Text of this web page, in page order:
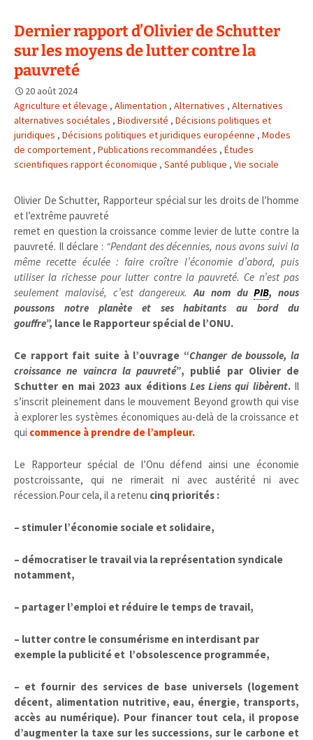
Dernier rapport d’Olivier de Schutter
sur les moyens de lutter contre la
pauvreté
20 août 2024
Agriculture et élevage , Alimentation , Alternatives , Alternatives
alternatives sociétales , Biodiversité , Décisions politiques et
juridiques , Décisions politiques et juridiques européenne , Modes
de comportement , Publications recommandées , Études
scientifiques rapport économique , Santé publique , Vie sociale
Olivier De Schutter, Rapporteur spécial sur les droits de l’homme
et l’extrême pauvreté
remet en question la croissance comme levier de lutte contre la
pauvreté. Il déclare : “Pendant des décennies, nous avons suivi la
même recette éculée : faire croître l’économie d’abord, puis
utiliser la richesse pour lutter contre la pauvreté. Ce n’est pas
seulement malavisé, c’est dangereux. Au nom duPIB, nous
poussons notre planète et ses habitants au bord du
gouffre”, lance le Rapporteur spécial de l’ONU.
Ce rapport fait suite à l’ouvrage “Changer de boussole, la
croissance ne vaincra la pauvreté”, publié par Olivier de
Schutter en mai 2023 aux éditions Les Liens qui libèrent.Il
s’inscrit pleinement dans le mouvement Beyond growth qui vise
à explorer les systèmes économiques au-delà de la croissance et
qui commence à prendre de l’ampleur.
Le Rapporteur spécial de l’Onu défend ainsi une économie
postcroissante, qui ne rimerait ni avec austérité ni avec
récession.Pour cela, il a retenu cinq priorités :
– stimuler l’économie sociale et solidaire,
– démocratiser le travail via la représentation syndicale
notamment,
– partager l’emploi et réduire le temps de travail,
– lutter contre le consumérisme en interdisant par
exemple la publicité et l’obsolescence programmée,
– et fournir des services de base universels (logement
décent, alimentation nutritive, eau, énergie, transports,
accès au numérique). Pour financer tout cela, il propose
d’augmenter la taxe sur les successions, sur le carbone et